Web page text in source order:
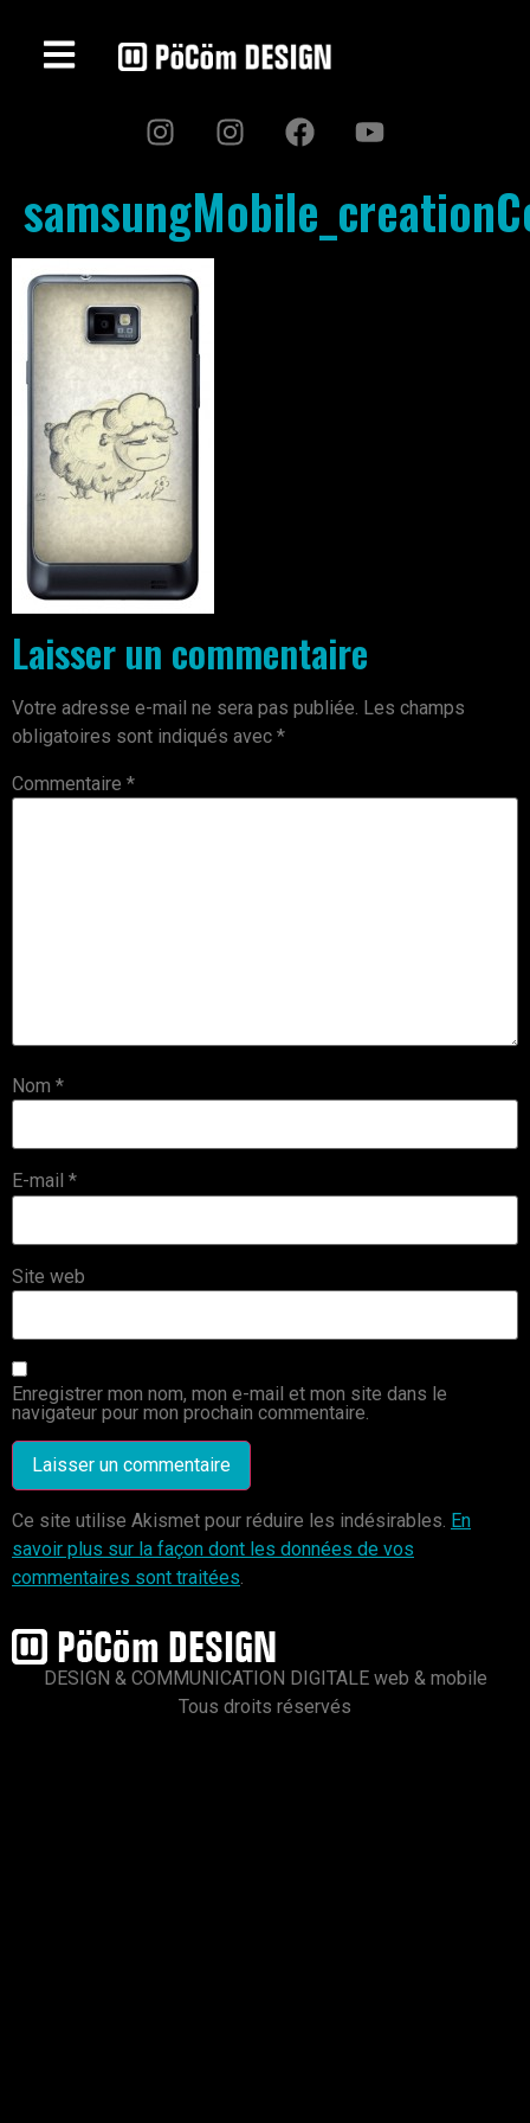
Laisser un commentaire
Votre adresse e-mail ne sera pas publiée. Les champs
obligatoires sont indiqués avec *
Commentaire *
Nom *
E-mail *
Site web
Enregistrer mon nom, mon e-mail et mon site dans le
navigateur pour mon prochain commentaire.
Ce site utilise Akismet pour réduire les indésirables. En
savoir plus sur la façon dont les données de vos
commentaires sont traitées.
DESIGN & COMMUNICATION DIGITALE web & mobile
Tous droits réservés